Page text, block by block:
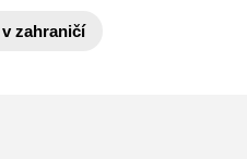
zahraničí